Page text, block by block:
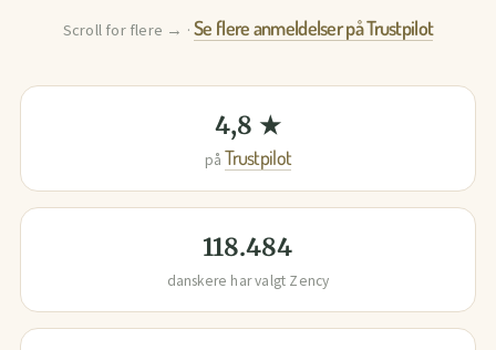
Scroll for flere → · Se flere anmeldelser på Trustpilot
4,8 ★
på Trustpilot
118.484
danskere har valgt Zency